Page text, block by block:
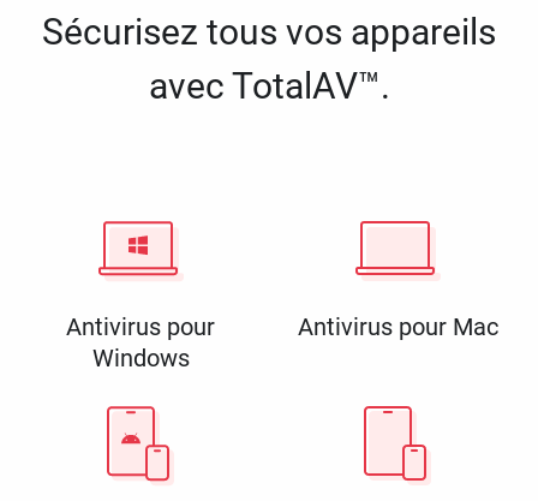
Sécurisez tous vos appareils
avec TotalAV™.
Antivirus pour
Windows
Antivirus pour Mac